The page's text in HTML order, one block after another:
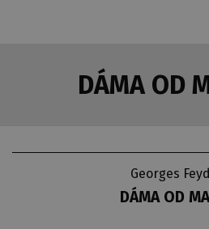
DÁMA OD
Georges
DÁMA OD